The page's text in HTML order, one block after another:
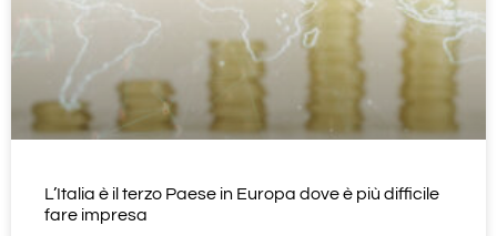
L’Italia è il terzo Paese in Europa dove è più difficile
fare impresa